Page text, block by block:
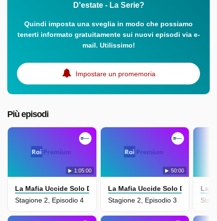
D'estate - La Serie?
Quindi imposta una sveglia in modo che possiamo
tenerti informato gratuitamente sui nuovi episodi via e-
mail. Utilissimo!
Impostare un promemoria
Più episodi
1:05:00
La Mafia Uccide Solo D'estate - La Serie
Stagione 2, Episodio 4
50:00
La Mafia Uccide Solo D'estate -
Stagione 2, Episodio 3
La